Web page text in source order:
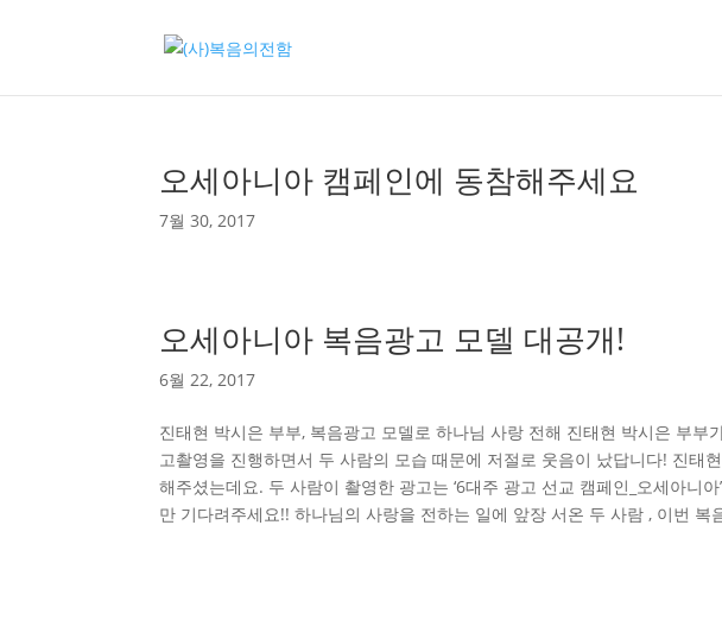
오세아니아 캠페인에 동참해주세요
7월 30, 2017
오세아니아 복음광고 모델 대공개!
6월 22, 2017
진태현 박시은 부부, 복음광고 모델로 하나님 사랑 전해 진태현 박시은 부
고촬영을 진행하면서 두 사람의 모습 때문에 저절로 웃음이 났답니다! 진태
해주셨는데요. 두 사람이 촬영한 광고는 ‘6대주 광고 선교 캠페인_오세아니
만 기다려주세요!! 하나님의 사랑을 전하는 일에 앞장 서온 두 사람 , 이번 복